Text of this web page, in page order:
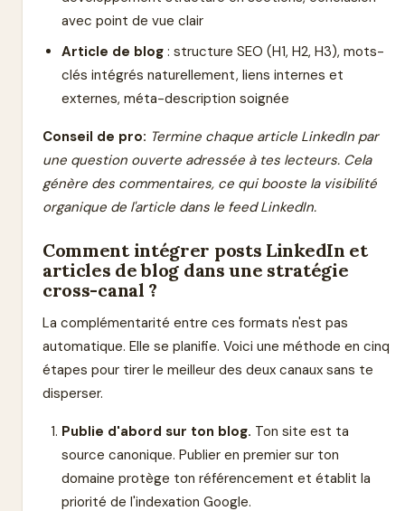
avec point de vue clair
Article de blog: structure SEO (H1, H2, H3), mots-
clés intégrés naturellement, liens internes et
externes, méta-description soignée
Conseil de pro: Termine chaque article LinkedIn par
une question ouverte adressée à tes lecteurs. Cela
génère des commentaires, ce qui booste la visibilité
organique de l'article dans le feed LinkedIn.
Comment intégrer posts LinkedIn et
articles de blog dans une stratégie
cross-canal ?
La complémentarité entre ces formats n'est pas
automatique. Elle se planifie. Voici une méthode en cinq
étapes pour tirer le meilleur des deux canaux sans te
disperser.
Publie d'abord sur ton blog. Ton site est ta
source canonique. Publier en premier sur ton
domaine protège ton référencement et établit la
priorité de l'indexation Google.